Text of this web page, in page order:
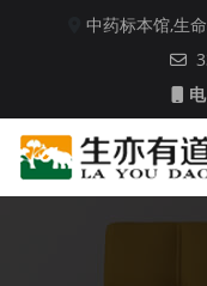
中药标本馆,生